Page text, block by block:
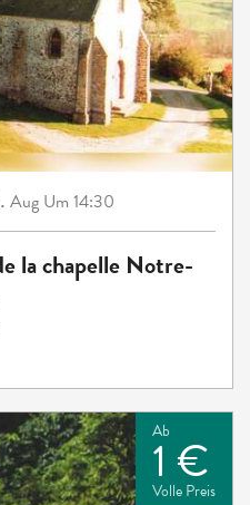
Aug Um 14:30
la chapelle Notre-
Ab
1 €
Volle Preis